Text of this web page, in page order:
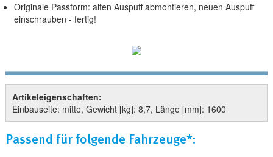
Originale Passform: alten Auspuff abmontieren, neuen Auspuff
einschrauben - fertig!
Artikeleigenschaften:
Einbauseite: mitte, Gewicht [kg]: 8,7, Länge [mm]: 1600
Passend für folgende Fahrzeuge*: